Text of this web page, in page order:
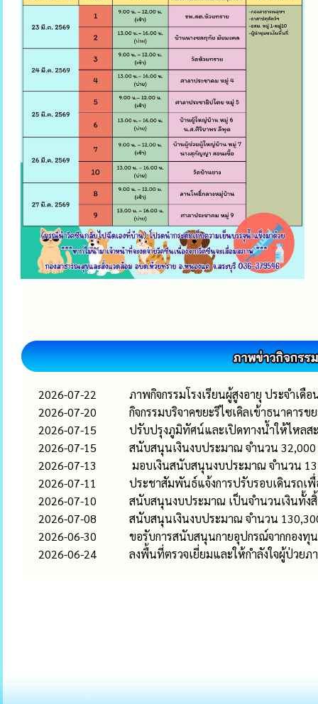
2026-07-22
ภาพกิจกรรมโรงเรียนผู้สูงอายุ ประจำเดื
2026-07-20
กิจกรรมบริจาคขยะรีไซเคิลเข้าธนาคาร
2026-07-15
ปรับปรุงภูมิทัศน์และเปิดทางน้ำให้ไหลส
2026-07-15
สนับสนุนเงินงบประมาณ จำนวน
2026-07-13
มอบเงินสนับสนุนงบประมาณ จำนวน
2026-07-11
ประชาสัมพันธ์แจ้งการปรับรอบเดินรถเ
2026-07-10
สนับสนุนงบประมาณ เป็นจำนวนเงินทั้ง
2026-07-08
สนับสนุนเงินงบประมาณ จำนวน
2026-06-30
ขอรับการสนับสนุนกายอุปกรณ์จากกอง
2026-06-24
ลงพื้นที่ตรวจเยี่ยมและให้กำลังใจผู้ป่วย